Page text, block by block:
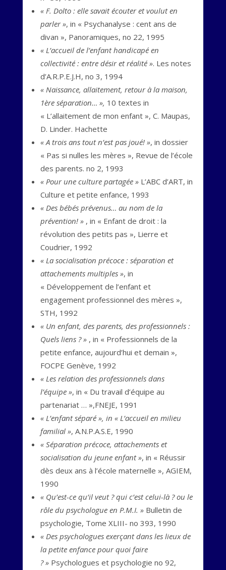
« F. Dolto : elle savait écouter et voulut en
parler », in « Psychanalyse : cent ans de
divan », Panoramiques, no 22, 1995
« L’accueil de l’enfant handicapé en
collectivité : entre désir et réalité ». Les notes
d’A.R.P.E.J.H, no 3, 1994
« Naissance, allaitement, retour à la maison,
1ère séparation… », 10 textes in
« L’allaitement de mon enfant », C. Maupas,
D. Linder. Hachette
« A trois ans tout n’est pas joué! », in dossier
« Pas si nulles les mères », Revue de l’école
des parents. no 2, 1993
« Pour une culture partagée »L’ABC d’ART, in
Culture et petite enfance, 1993
« Des bébés prévenus… au nom de la
prévention! », in « Enfant de droit : la
révolution des petits pas », Lierre et
Coudrier, 1992
« La socialisation précoce : séparation et
attachements multiples », in
« Développement de l’enfant et
engagement professionnel des mères »,
STH, 1992
« Un enfant, des parents, des professionnels :
Quels liens ? », in « Professionnels de la
petite enfance, aujourd’hui et demain »,
FOCPE Genève, 1992
« Les relation des professionnels dans
l’équipe », in « Du travail d’équipe au
partenariat … »,FNEJE, 1991
« L’enfant séparé », in « L’accueil en milieu
familial », A.N.P.A.S.E, 1990
« Séparation précoce, attachements et
socialisation du jeune enfant », in « Réussir
dès deux ans à l’école maternelle », AGIEM,
1990
« Qu’est-ce qu’il veut ? qui c’est celui-là ? ou le
rôle du psychologue en P.M.I. » Bulletin de
psychologie, Tome XLIII- no 393, 1990
« Des psychologues exerçant dans les lieux de
la petite enfance pour quoi faire
? »Psychologues et psychologie no 92,